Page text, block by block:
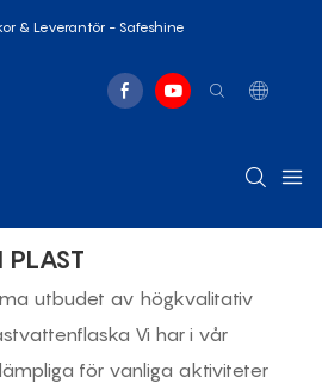
& Leverantör - Safeshine
PLAST
utbudet av högkvalitativ
Vi har i vår
för vanliga aktiviteter